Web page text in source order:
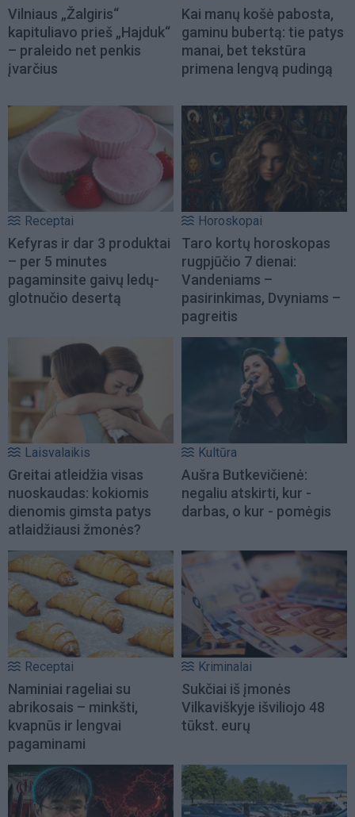
Vilniaus „Žalgiris“
kapituliavo prieš „Hajduk“
– praleido net penkis
įvarčius
Kai manų košė pabosta,
gaminu bubertą: tie patys
manai, bet tekstūra
primena lengvą pudingą
Receptai
Kefyras ir dar 3 produktai
– per 5 minutes
pagaminsite gaivų ledų-
glotnučio desertą
Horoskopai
Taro kortų horoskopas
rugpjūčio 7 dienai:
Vandeniams –
pasirinkimas, Dvyniams –
pagreitis
Laisvalaikis
Greitai atleidžia visas
nuoskaudas: kokiomis
dienomis gimsta patys
atlaidžiausi žmonės?
Kultūra
Aušra Butkevičienė:
negaliu atskirti, kur -
darbas, o kur - pomėgis
Receptai
Naminiai rageliai su
abrikosais – minkšti,
kvapnūs ir lengvai
pagaminami
Kriminalai
Sukčiai iš įmonės
Vilkaviškyje išviliojo 48
tūkst. eurų